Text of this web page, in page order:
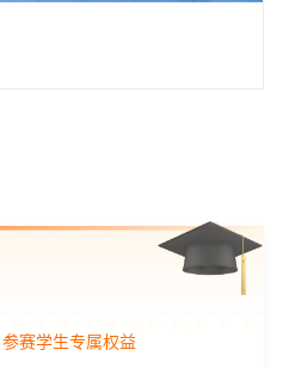
赛学生专属权益